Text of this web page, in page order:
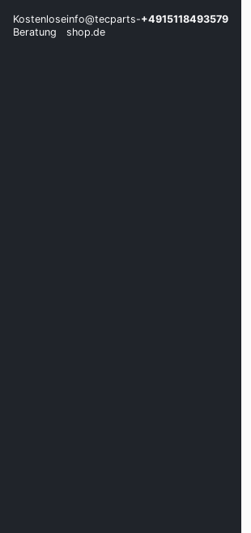
Kostenlose
Beratung
info@tecparts-
shop.de
+4915118493579